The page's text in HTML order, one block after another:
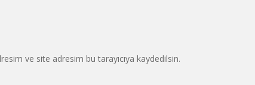
ve site adresim bu tarayıcıya kaydedilsin.